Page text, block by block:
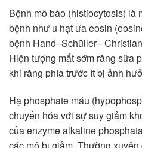
Bệnh mô bào (histiocytosis) là
bệnh như u hạt ưa eosin
bệnh Hand–Schüller–
Hiện tượng mất sớm răng sữa
khi răng phía trước ít bị ảnh
Hạ phosphate máu
chuyển hóa với sự suy giảm
của enzyme alkaline